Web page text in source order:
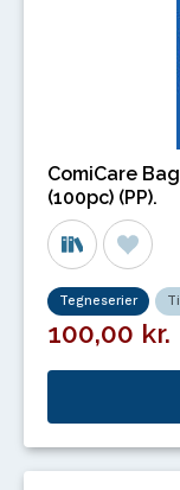
ComiCare
(100pc) (PP).
Tegneserier
100,00 kr.